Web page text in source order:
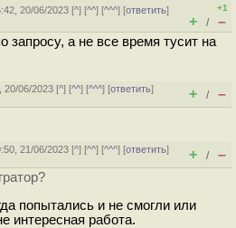
20/06/2023 [^] [^^] [^^^] [ответить]
+1
+ / –
запросу, а не все время тусит на
20/06/2023 [^] [^^] [^^^] [ответить]
+ / –
21/06/2023 [^] [^^] [^^^] [ответить]
+ / –
попытались и не смогли или
интересная работа.